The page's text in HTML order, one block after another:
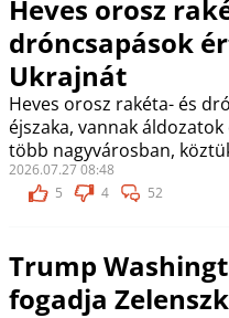
Heves orosz
dróncsapások
Ukrajnát
Heves orosz rakéta- és
éjszaka, vannak
több nagyvárosban,
2026.07.27 08:48
5
4 52
Trump
fogadja